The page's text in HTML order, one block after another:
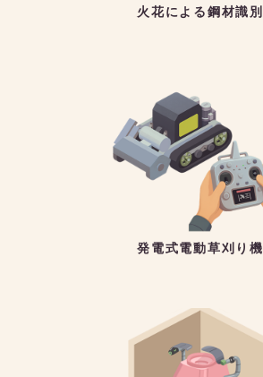
火花による鋼材識別
発電式電動草刈り機